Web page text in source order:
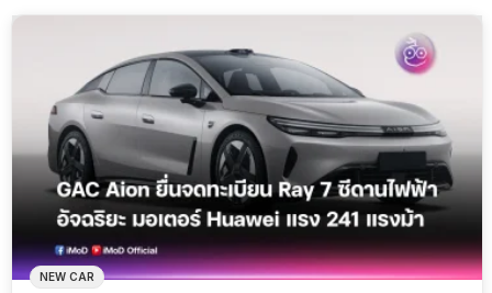
NEW CAR